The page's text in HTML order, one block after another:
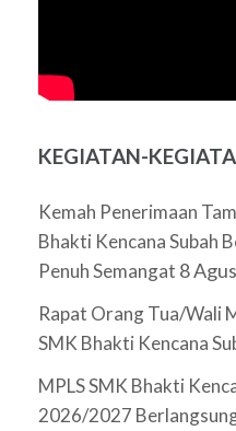
KEGIATAN-
Kemah Penerimaan
Bhakti Kencana Subah
Penuh Semangat 8
Rapat Orang Tua/Wali
SMK Bhakti Kencana
MPLS SMK Bhakti
2026/2027